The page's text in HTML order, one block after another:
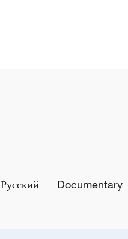
Русский Documentary